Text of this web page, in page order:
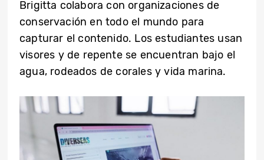
Brigitta colabora con organizaciones de
conservación en todo el mundo para
capturar el contenido. Los estudiantes usan
visores y de repente se encuentran bajo el
agua, rodeados de corales y vida marina.